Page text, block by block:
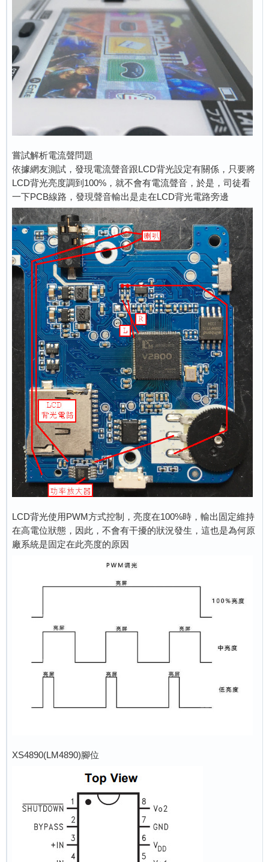
嘗試解析電流聲問題
依據網友測試，發現電流聲音跟LCD背光設定有關係，只要將
LCD背光亮度調到100%，就不會有電流聲音，於是，司徒看
一下PCB線路，發現聲音輸出是走在LCD背光電路旁邊
LCD背光使用PWM方式控制，亮度在100%時，輸出固定維持
在高電位狀態，因此，不會有干擾的狀況發生，這也是為何原
廠系統是固定在此亮度的原因
XS4890(LM4890)腳位